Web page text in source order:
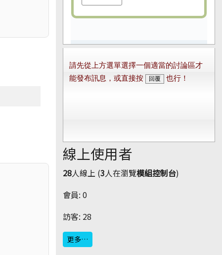
線上使用者
28人線上 (3人在瀏覽模組控制台)
會員: 0
訪客: 28
更多…